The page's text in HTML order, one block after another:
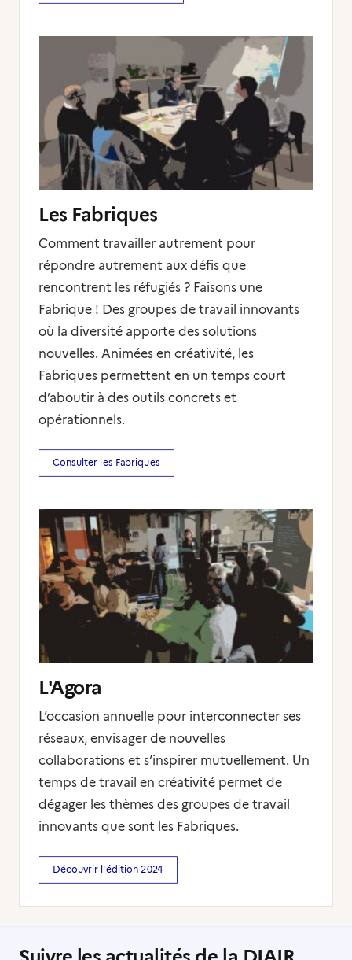
Les Fabriques
Comment travailler autrement pour
répondre autrement aux défis que
rencontrent les réfugiés ? Faisons une
Fabrique ! Des groupes de travail innovants
où la diversité apporte des solutions
nouvelles. Animées en créativité, les
Fabriques permettent en un temps court
d’aboutir à des outils concrets et
opérationnels.
Consulter les Fabriques
L'Agora
L’occasion annuelle pour interconnecter ses
réseaux, envisager de nouvelles
collaborations et s’inspirer mutuellement. Un
temps de travail en créativité permet de
dégager les thèmes des groupes de travail
innovants que sont les Fabriques.
Découvrir l'édition 2024